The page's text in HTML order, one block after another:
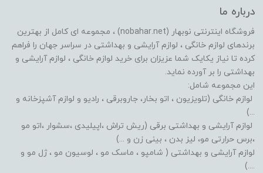
درباره ما
فروشگاه اینترنتی نوبهار (nobahar.net) ، مجموعه ای کامل از بهترین
برندهای لوازم خانگی ، لوازم آرایشی و بهداشتی در سراسر جهان را فراهم
کرده تا نیاز یکایک شما عزیزان برای خرید لوازم خانگی ، لوازم آرایشی و
بهداشتی را بر آورده نماید.
این مجموعه شامل:
لوازم خانگی (تلویزیون ، اتو بخار، جاروبرقی ، رادیو و لوازم آشپزخانه و
...)
لوازم آرایشی و بهداشتی برقی (ریش تراش ،اپیلیدی ،سشوار ،اتو مو
،برس حرارتی مو، لیز بدن ، بینی زن و ...)
لوازم آرایشی و بهداشتی ( شامپو ، ماسک مو ، لوسیون مو ، ژل مو و
....)